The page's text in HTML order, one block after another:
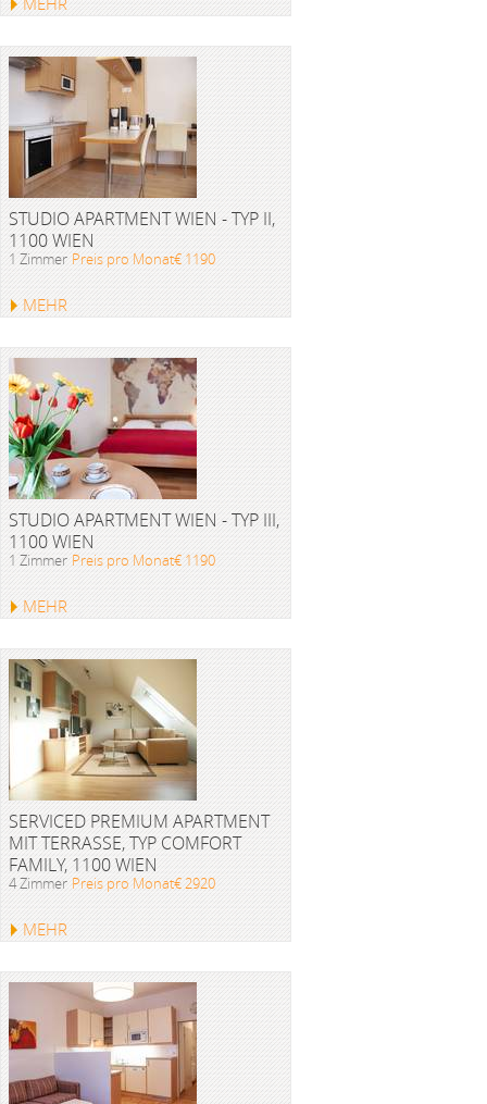
STUDIO APARTMENT WIEN - TYP II,
1100 WIEN
1 Zimmer Preis pro Monat€ 1190
MEHR
STUDIO APARTMENT WIEN - TYP III,
1100 WIEN
1 Zimmer Preis pro Monat€ 1190
MEHR
SERVICED PREMIUM APARTMENT
MIT TERRASSE, TYP COMFORT
FAMILY, 1100 WIEN
4 Zimmer Preis pro Monat€ 2920
MEHR